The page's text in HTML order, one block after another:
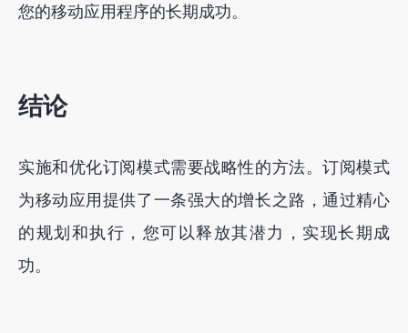
您的移动应用程序的长期成功。
结论
实施和优化订阅模式需要战略性的方法。订阅模式
为移动应用提供了一条强大的增长之路，通过精心
的规划和执行，您可以释放其潜力，实现长期成
功。